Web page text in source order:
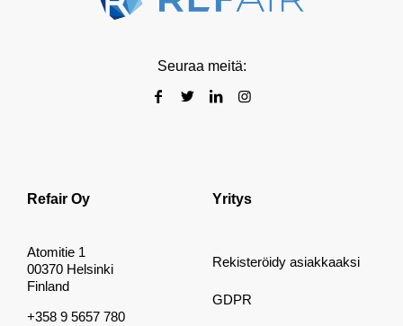
Seuraa meitä:
Refair Oy
Atomitie 1
00370 Helsinki
Finland
+358 9 5657 780
Yritys
Rekisteröidy asiakkaaksi
GDPR